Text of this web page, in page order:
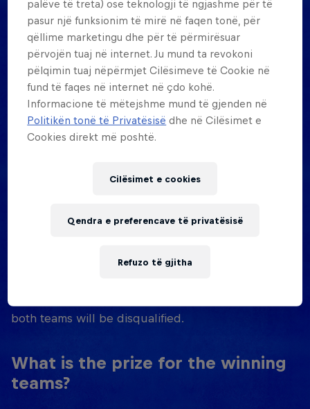
All participants must be 16 years or older by the
event date.
How many teams will be I be
competing against?
There will be a maximum of 32 Teams. (Male
qualifiers?
No, you are only allowed to take part in one
both teams will be disqualified.
What is the prize for the winning
teams?
palëve të treta) ose teknologji të ngjashme për të
pasur një funksionim të mirë në faqen tonë, për
qëllime marketingu dhe për të përmirësuar
përvojën tuaj në internet. Ju mund ta revokoni
pëlqimin tuaj nëpërmjet Cilësimeve të Cookie në
fund të faqes në internet në çdo kohë.
Informacione të mëtejshme mund të gjenden në
Politikën tonë të Privatësisë dhe në Cilësimet e
Cookies direkt më poshtë.
Cilësimet e cookies
Refuzo të gjitha
Qendra e preferencave të privatësisë